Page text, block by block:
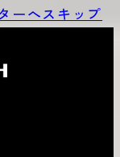
ーへスキップ